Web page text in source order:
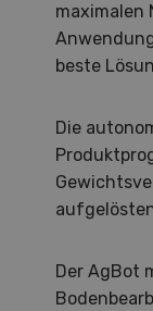
maximalen
beste
Die
Der AgBot